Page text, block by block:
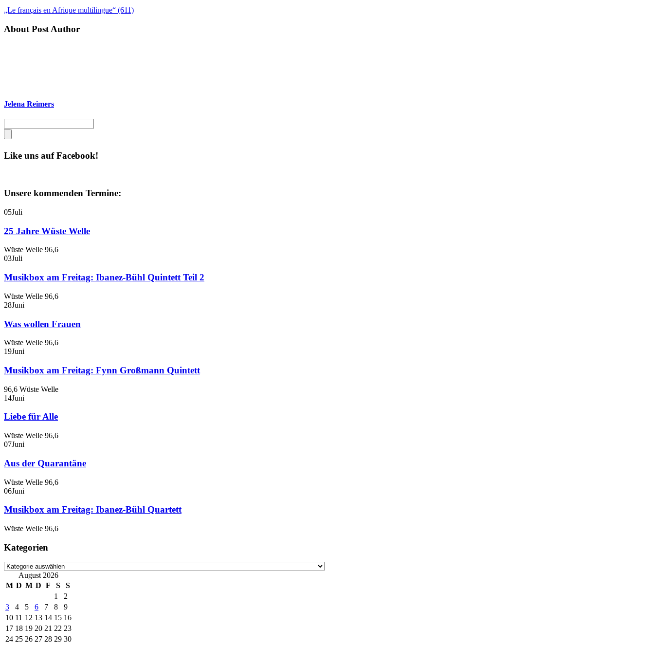
„Le français en Afrique multilingue“ (611)
About Post Author
Jelena Reimers
Like uns auf Facebook!
Unsere kommenden Termine:
05Juli
25 Jahre Wüste Welle
Wüste Welle 96,6
03Juli
Musikbox am Freitag: Ibanez-Bühl Quintett Teil 2
Wüste Welle 96,6
28Juni
Was wollen Frauen
Wüste Welle 96,6
19Juni
Musikbox am Freitag: Fynn Großmann Quintett
96,6 Wüste Welle
14Juni
Liebe für Alle
Wüste Welle 96,6
07Juni
Aus der Quarantäne
Wüste Welle 96,6
06Juni
Musikbox am Freitag: Ibanez-Bühl Quartett
Wüste Welle 96,6
Kategorien
Kategorien
August 2026
M D M D F S
S
1
2
3
4 5 6 7 8
9
10 11 12 13 14 15 16
17 18 19 20 21 22 23
24 25 26 27 28 29 30